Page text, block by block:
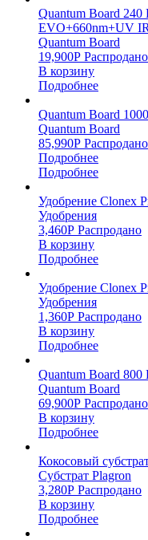
Quantum Board
EVO+660nm+UV IR
Quantum Board
19,900Р Распродано
В корзину
Подробнее
Quantum Board
Quantum Board
85,990Р Распродано
Подробнее
Подробнее
Удобрение Clonex
Удобрения
3,460Р Распродано
В корзину
Подробнее
Удобрение Clonex
Удобрения
1,360Р Распродано
В корзину
Подробнее
Quantum Board
Quantum Board
69,900Р Распродано
В корзину
Подробнее
Кокосовый
Субстрат Plagron
3,280Р Распродано
В корзину
Подробнее